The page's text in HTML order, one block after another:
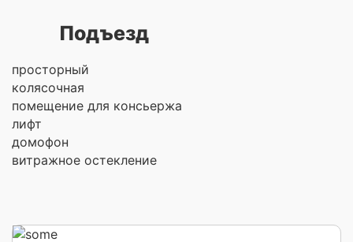
Подъезд
просторный
колясочная
помещение для консьержа
лифт
домофон
витражное остекление